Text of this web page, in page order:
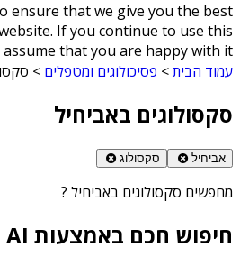
ensure that we give you the best
If you continue to use this
assume that you are happy with it
עמוד הבית> פסיכולוגים ומטפלים >
סקסולוגים באביחיל
אביחיל סקסולוג
מחפשים סקסולוגים באביחיל ?
חיפוש חכם באמצעות AI